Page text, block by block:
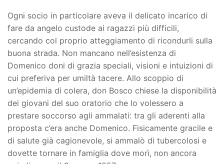
Ogni socio in particolare aveva il delicato incarico di
fare da angelo custode ai ragazzi più difficili,
cercando col proprio atteggiamento di ricondurli sulla
buona strada. Non mancano nell’esistenza di
Domenico doni di grazia speciali, visioni e intuizioni di
cui preferiva per umiltà tacere. Allo scoppio di
un’epidemia di colera, don Bosco chiese la disponibilità
dei giovani del suo oratorio che lo volessero a
prestare soccorso agli ammalati: tra gli aderenti alla
proposta c’era anche Domenico. Fisicamente gracile e
di salute già cagionevole, si ammalò di tubercolosi e
dovette tornare in famiglia dove morì, non ancora